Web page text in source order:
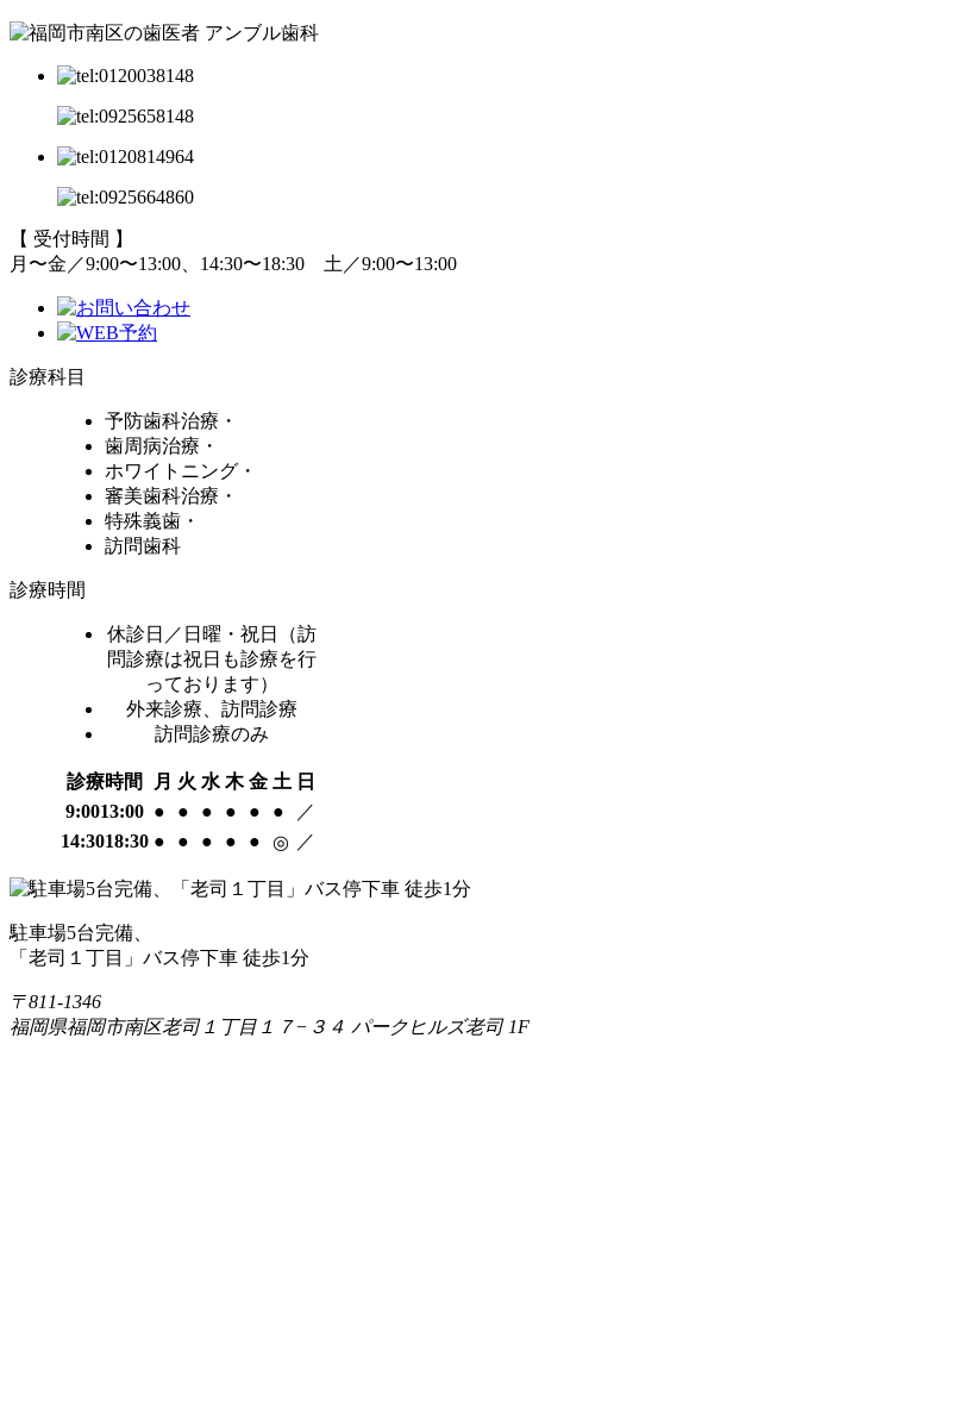
【 受付時間 】
月〜金／9:00〜13:00、14:30〜18:30 土／9:00〜13:00
診療科目
予防歯科治療・
歯周病治療・
ホワイトニング・
審美歯科治療・
特殊義歯・
訪問歯科
診療時間
休診日／日曜・祝日（訪
問診療は祝日も診療を行
っております）
外来診療、訪問診療
訪問診療のみ
診療時間 月 火 水 木 金 土 日
9:0013:00 ● ● ● ● ● ●
／
14:3018:30 ● ● ● ● ● ◎ ／
駐車場5台完備、
「老司１丁目」バス停下車 徒歩1分
〒811-1346
福岡県福岡市南区老司１丁目１７−３４ パークヒルズ老司 1F